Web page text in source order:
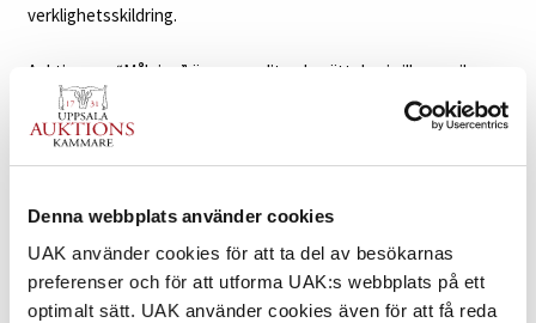
Denna webbplats använder cookies
UAK använder cookies för att ta del av besökarnas
preferenser och för att utforma UAK:s webbplats på ett
optimalt sätt. UAK använder cookies även för att få reda
verklighetsskildring.
Auktionens “Målning” är som en liten berättelse i vilken pojken
spelar huvudrollen. Han står i ett rum som delvis återges i
spegeln i den vänstra delen av målningen. Där kan vi se en naken
målning föreställande en man; det är nästan en religiös stämning
som vilar över den här avbildningen
i målningen. Är det en
Kristus- eller fadersgestalt? Strax ovanför hänger en ljus bild av
ett litet barn. Är det kanske pojken som liten? Ytterligare en